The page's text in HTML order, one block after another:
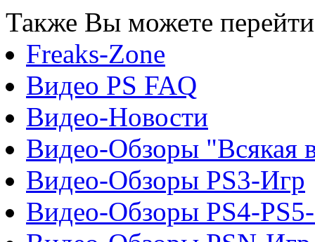
Также Вы можете
Freaks-Zone
Видео PS FAQ
Видео-Новости
Видео-Обзоры "Всякая
Видео-Обзоры PS3-Игр
Видео-Обзоры PS4-